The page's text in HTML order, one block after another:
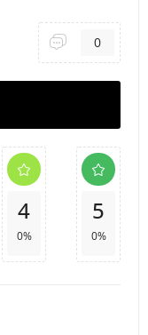
0
4
0%
5
0%